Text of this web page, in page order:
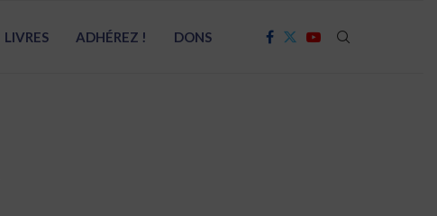
LIVRES ADHÉREZ ! DONS